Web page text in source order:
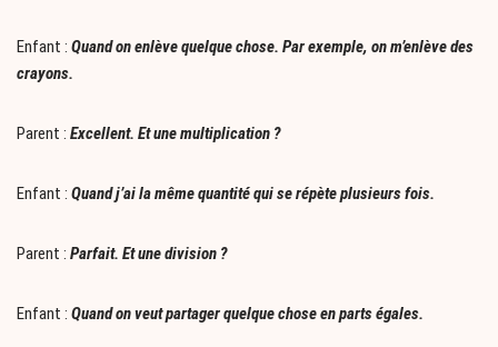
Enfant : Quand on enlève quelque chose. Par exemple, on m’enlève des
crayons.
Parent : Excellent. Et une multiplication ?
Enfant : Quand j’ai la même quantité qui se répète plusieurs fois.
Parent : Parfait. Et une division ?
Enfant : Quand on veut partager quelque chose en parts égales.